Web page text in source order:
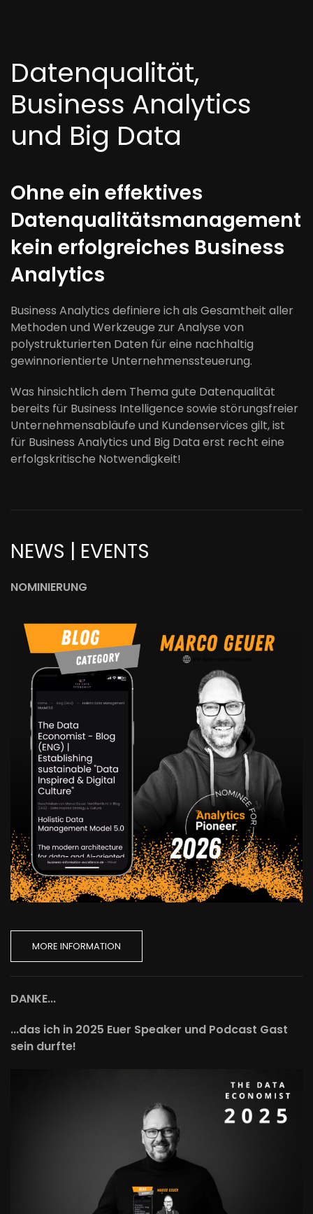
Datenqualität,
Business Analytics
und Big Data
Ohne ein effektives
Datenqualitätsmanagement
kein erfolgreiches Business
Analytics
Business Analytics definiere ich als Gesamtheit aller
Methoden und Werkzeuge zur Analyse von
polystrukturierten Daten für eine nachhaltig
gewinnorientierte Unternehmenssteuerung.
Was hinsichtlich dem Thema gute Datenqualität
bereits für Business Intelligence sowie störungsfreier
Unternehmensabläufe und Kundenservices gilt, ist
für Business Analytics und Big Data erst recht eine
erfolgskritische Notwendigkeit!
NEWS | EVENTS
NOMINIERUNG
MORE INFORMATION
DANKE...
...das ich in 2025 Euer Speaker und Podcast Gast
sein durfte!